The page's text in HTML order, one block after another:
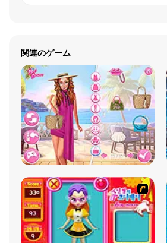
関連のゲーム